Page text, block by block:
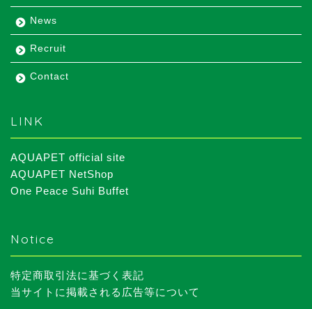
News
Recruit
Contact
LINK
AQUAPET official site
AQUAPET NetShop
One Peace Suhi Buffet
Notice
特定商取引法に基づく表記
当サイトに掲載される広告等について